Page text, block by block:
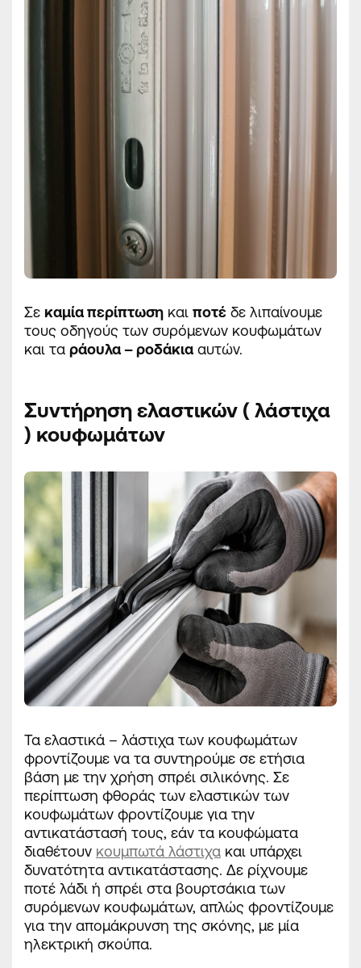
Σε καμία περίπτωση και ποτέ δε λιπαίνουμε
τους οδηγούς των συρόμενων κουφωμάτων
και τα ράουλα – ροδάκια αυτών.
Συντήρηση ελαστικών ( λάστιχα
) κουφωμάτων
Τα ελαστικά – λάστιχα των κουφωμάτων
φροντίζουμε να τα συντηρούμε σε ετήσια
βάση με την χρήση σπρέι σιλικόνης. Σε
περίπτωση φθοράς των ελαστικών των
κουφωμάτων φροντίζουμε για την
αντικατάστασή τους, εάν τα κουφώματα
διαθέτουν κουμπωτά λάστιχα και υπάρχει
δυνατότητα αντικατάστασης. Δε ρίχνουμε
ποτέ λάδι ή σπρέι στα βουρτσάκια των
συρόμενων κουφωμάτων, απλώς φροντίζουμε
για την απομάκρυνση της σκόνης, με μία
ηλεκτρική σκούπα.